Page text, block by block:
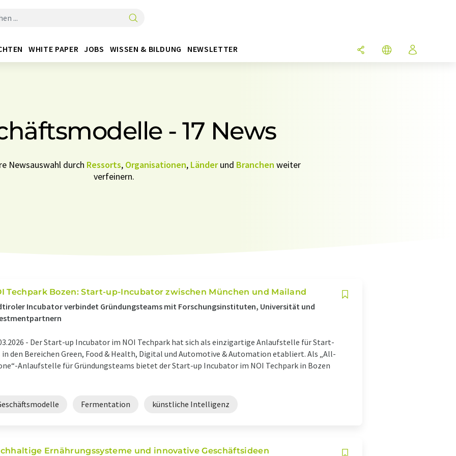
WHITE PAPER JOBS WISSEN & BILDUNG NEWSLETTER
- 17 News
Newsauswahl durch Ressorts, Organisationen, Länderund Branchen weiter
verfeinern.
Techpark Bozen: Start-up-Incubator zwischen München und Mailand
Incubator verbindet Gründungsteams mit Forschungsinstituten, Universität und
- Der Start-up Incubator im NOI Techpark hat sich als einzigartige Anlaufstelle für Start-
in den Bereichen Green, Food & Health, Digital und Automotive & Automation etabliert. Als „All-
Anlaufstelle für Gründungsteams bietet der Start-up Incubator im NOI Techpark in Bozen
Fermentation künstliche Intelligenz
Ernährungssysteme und innovative Geschäftsideen